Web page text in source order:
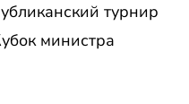
турнир
министра